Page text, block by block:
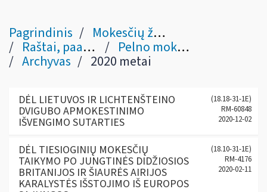
Pagrindinis Mokesčių žinynas
Raštai, paaiškinimai Pelno mokesčio klausimais
Archyvas 2020 metai
DĖL LIETUVOS IR LICHTENŠTEINO
DVIGUBO APMOKESTINIMO
IŠVENGIMO SUTARTIES
(18.18-31-1E)
RM-60848
2020-12-02
DĖL TIESIOGINIŲ MOKESČIŲ
TAIKYMO PO JUNGTINĖS DIDŽIOSIOS
BRITANIJOS IR ŠIAURĖS AIRIJOS
KARALYSTĖS IŠSTOJIMO IŠ EUROPOS
(18.10-31-1E)
RM-4176
2020-02-11